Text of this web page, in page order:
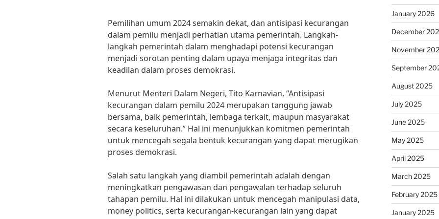
Pemilihan umum 2024 semakin dekat, dan antisipasi kecurangan
dalam pemilu menjadi perhatian utama pemerintah. Langkah-
langkah pemerintah dalam menghadapi potensi kecurangan
menjadi sorotan penting dalam upaya menjaga integritas dan
keadilan dalam proses demokrasi.
Menurut Menteri Dalam Negeri, Tito Karnavian, “Antisipasi
kecurangan dalam pemilu 2024 merupakan tanggung jawab
bersama, baik pemerintah, lembaga terkait, maupun masyarakat
secara keseluruhan.” Hal ini menunjukkan komitmen pemerintah
untuk mencegah segala bentuk kecurangan yang dapat merugikan
proses demokrasi.
Salah satu langkah yang diambil pemerintah adalah dengan
meningkatkan pengawasan dan pengawalan terhadap seluruh
tahapan pemilu. Hal ini dilakukan untuk mencegah manipulasi data,
money politics, serta kecurangan-kecurangan lain yang dapat
January 2026
December
November
September
August 2025
July 2025
June 2025
May 2025
April 2025
March 2025
February 2025
January 2025